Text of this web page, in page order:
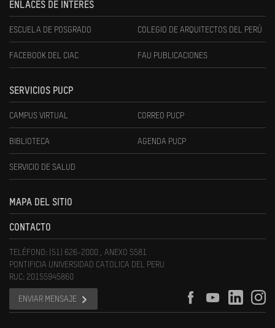
ENLACES DE INTERÉS
ESCUELA DE POSGRADO COLEGIO DE ARQUITECTOS DEL PERÚ
FACEBOOK DEL CIAC FAU PUBLICACIONES
SERVICIOS PUCP
CAMPUS VIRTUAL CORREO PUCP
BIBLIOTECA AGENDA PUCP
SERVICIO DE SALUD
MAPA DEL SITIO
CONTACTO
TELÉFONO: (51) 626-2000 , ANEXO 5581
PONTIFICIA UNIVERSIDAD CATOLICA DEL PERU
RUC: 20155945860
ENVIAR MENSAJE